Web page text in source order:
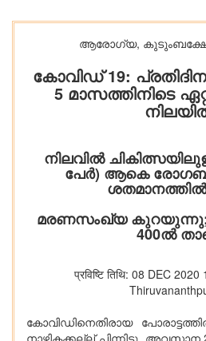
ആരോഗ്യ,
കോവിഡ് 19:
5 മാസത്തിനിടെ
നിലവില്‍
പേര്‍) ആകെ
മരണസംഖ്യ കുറയുന്നു;
400ല്‍
प्रविष्टि तिथि: 08 DEC
കോവിഡിനെതിരായ
നാഴികക്കല്ല് പിന്നിട്ടു.